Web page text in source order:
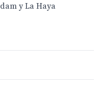
y La Haya